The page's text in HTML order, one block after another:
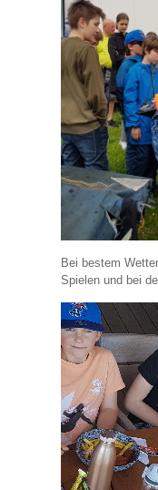
Bei bestem
Spielen und bei